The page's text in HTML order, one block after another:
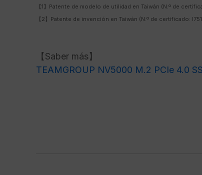
【1】Patente de modelo de utilidad en Taiwán (N.º de
【2】Patente de invención en Taiwán (N.º de certificado:
【Saber más】
TEAMGROUP NV5000 M.2 PCIe 4.0